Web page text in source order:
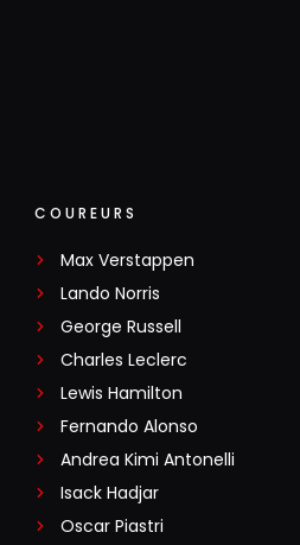
COUREURS
Max Verstappen
Lando Norris
George Russell
Charles Leclerc
Lewis Hamilton
Fernando Alonso
Andrea Kimi Antonelli
Isack Hadjar
Oscar Piastri